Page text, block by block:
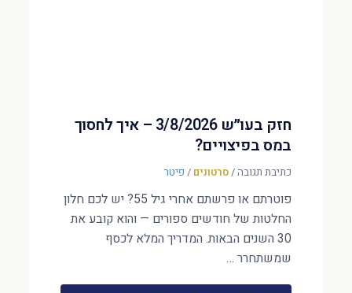
חזק בעו״ש 3/8/2026 – איך לחסוך
במס בפיצויים?
כתיבת תגובה/סרטונים / פיטר
פוטרתם או פרשתם אחרי גיל 55? יש לכם חלון
החלטות של חודשים ספורים — והוא קובע את
30 השנים הבאות. המדריך המלא לכסף
שמשתחרר …